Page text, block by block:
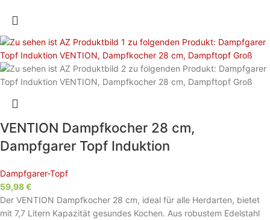
VENTION Dampfkocher 28 cm,
Dampfgarer Topf Induktion
Dampfgarer-Topf
59,98€
Der VENTION Dampfkocher 28 cm, ideal für alle Herdarten, bietet
mit 7,7 Litern Kapazität gesundes Kochen. Aus robustem Edelstahl